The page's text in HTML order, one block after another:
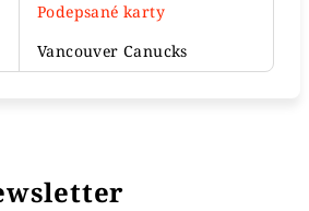
Podepsané karty
Vancouver Canucks